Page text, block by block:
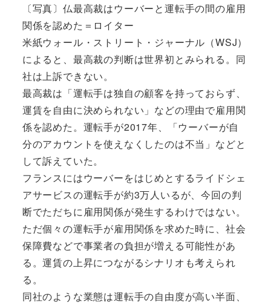
〔写真〕仏最高裁はウーバーと運転手の間の雇用
関係を認めた＝ロイター
米紙ウォール・ストリート・ジャーナル（WSJ）
によると、最高裁の判断は世界初とみられる。同
社は上訴できない。
最高裁は「運転手は独自の顧客を持っておらず、
運賃を自由に決められない」などの理由で雇用関
係を認めた。運転手が2017年、「ウーバーが自
分のアカウントを使えなくしたのは不当」などと
して訴えていた。
フランスにはウーバーをはじめとするライドシェ
アサービスの運転手が約3万人いるが、今回の判
断でただちに雇用関係が発生するわけではない。
ただ個々の運転手が雇用関係を求めた時に、社会
保障費などで事業者の負担が増える可能性があ
る。運賃の上昇につながるシナリオも考えられ
る。
同社のような業態は運転手の自由度が高い半面、